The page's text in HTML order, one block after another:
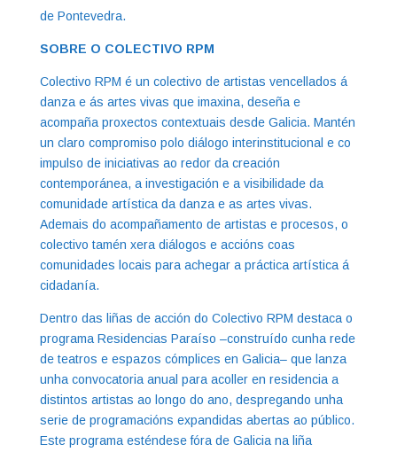
de Pontevedra.
SOBRE O COLECTIVO RPM
Colectivo RPM é un colectivo de artistas vencellados á
danza e ás artes vivas que imaxina, deseña e
acompaña proxectos contextuais desde Galicia. Mantén
un claro compromiso polo diálogo interinstitucional e co
impulso de iniciativas ao redor da creación
contemporánea, a investigación e a visibilidade da
comunidade artística da danza e as artes vivas.
Ademais do acompañamento de artistas e procesos, o
colectivo tamén xera diálogos e accións coas
comunidades locais para achegar a práctica artística á
cidadanía.
Dentro das liñas de acción do Colectivo RPM destaca o
programa Residencias Paraíso –construído cunha rede
de teatros e espazos cómplices en Galicia– que lanza
unha convocatoria anual para acoller en residencia a
distintos artistas ao longo do ano, despregando unha
serie de programacións expandidas abertas ao público.
Este programa esténdese fóra de Galicia na liña